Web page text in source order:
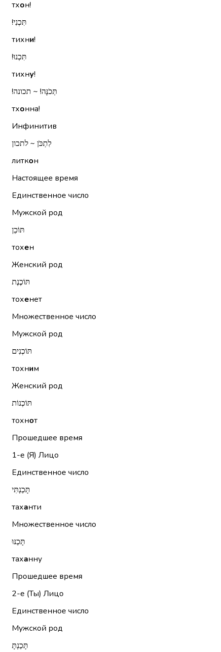
тхон!
תִּכְנִי!‏
тихни!
תִּכְנוּ!‏
тихну!
תְּכֹנָּה!‏ ~ תכונה!‏
тхонна!
Инфинитив
לִתְכֹּן ~ לתכון
литкон
Настоящее время
Единственное число
Мужской род
תּוֹכֵן
тохен
Женский род
תּוֹכֶנֶת
тохенет
Множественное число
Мужской род
תּוֹכְנִים
тохним
Женский род
תּוֹכְנוֹת
тохнот
Прошедшее время
1-е (Я) Лицо
Единственное число
תָּכַנְתִּי
таханти
Множественное число
תָּכַנּוּ
таханну
Прошедшее время
2-е (Ты) Лицо
Единственное число
Мужской род
תָּכַנְתָּ